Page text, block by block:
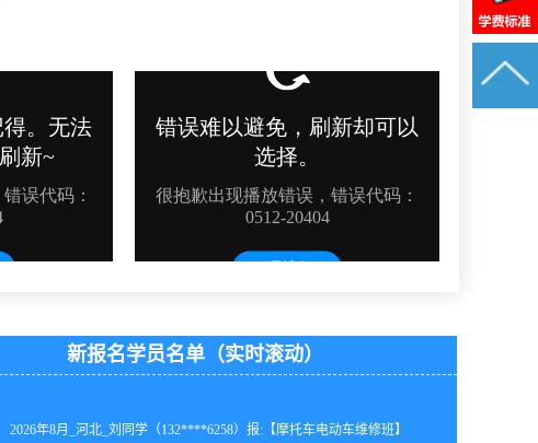
新报名学员名单（实时滚动）
2026年8月_上海_江同学（133****0680）报:
【摩托车电动车维修班】